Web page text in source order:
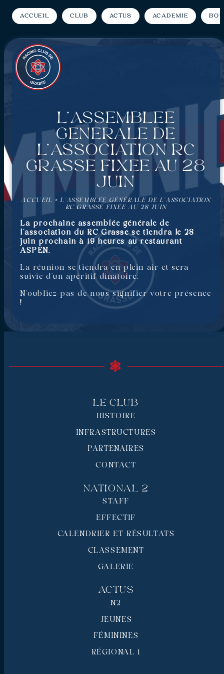
Accueil Club Actus Académie
L’Assemblée
générale de
l’association RC
Grasse fixée au 28
juin
ACCUEIL »L’ASSEMBLÉE GÉNÉRALE DE L’ASSOCIATION
RC GRASSE FIXÉE AU 28 JUIN
La prochaine assemblée générale de
l’association du RC Grasse se tiendra le 28
juin prochain à 19 heures au restaurant
ASPEN.
La réunion se tiendra en plein air et sera
suivie d’un apéritif dinatoire.
N’oubliez pas de nous signifier votre présence
!
Le Club
HISTOIRE
INFRASTRUCTURES
PARTENAIRES
CONTACT
National 2
STAFF
EFFECTIF
CALENDRIER ET RÉSULTATS
CLASSEMENT
GALERIE
Actus
N2
JEUNES
FÉMININES
RÉGIONAL 1